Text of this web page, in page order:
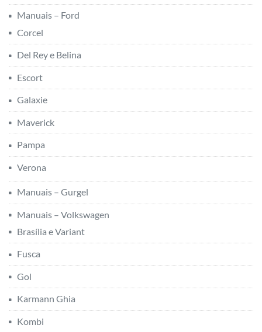
Manuais – Ford
Corcel
Del Rey e Belina
Escort
Galaxie
Maverick
Pampa
Verona
Manuais – Gurgel
Manuais – Volkswagen
Brasília e Variant
Fusca
Gol
Karmann Ghia
Kombi